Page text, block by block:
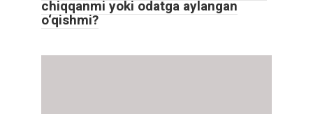
chiqqanmi yoki odatga aylangan
o‘qishmi?